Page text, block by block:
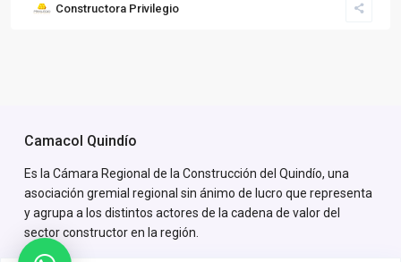
Constructora Privilegio
Camacol Quindío
Es la Cámara Regional de la Construcción del Quindío, una
asociación gremial regional sin ánimo de lucro que representa
y agrupa a los distintos actores de la cadena de valor del
sector constructor en la región.